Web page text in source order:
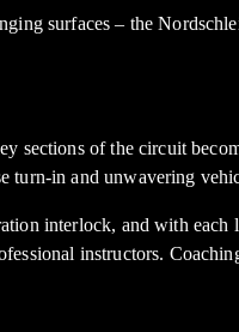
surfaces – the
of the circuit
turn-in and unwavering
interlock, and with each
instructors.